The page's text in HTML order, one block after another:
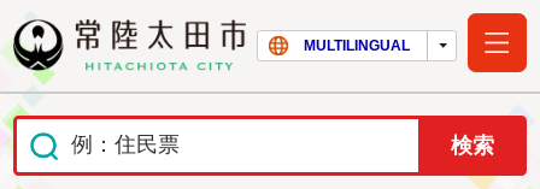
常陸太田市ホー
MULTILINGUAL